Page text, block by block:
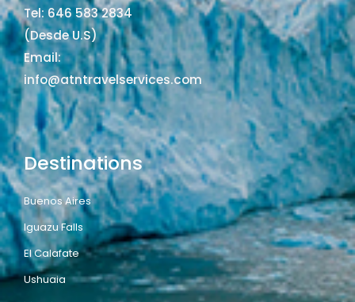
Tel: 646 583 2834
(Desde U.S)
Email:
info@atntravelservices.com
Destinations
Buenos Aires
Iguazu Falls
El Calafate
Ushuaia